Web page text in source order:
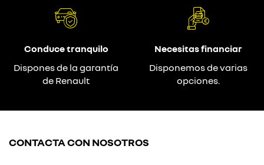
Conduce tranquilo
Dispones de la garantía
de Renault
Necesitas financiar
Disponemos de varias
opciones.
CONTACTA CON NOSOTROS